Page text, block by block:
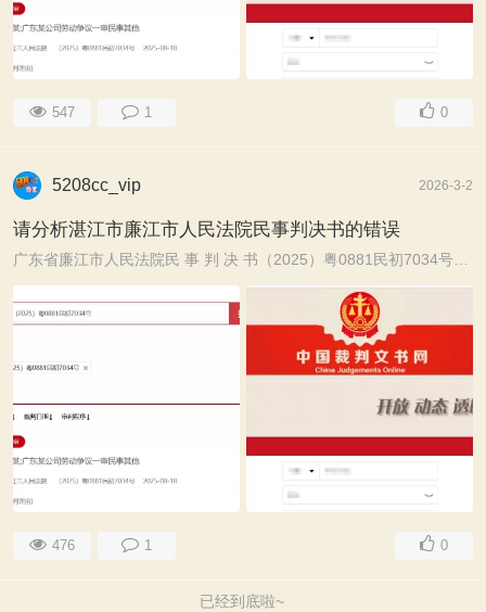
547 1 0
5208cc_vip 2026-3-2
请分析湛江市廉江市人民法院民事判决书的错误
476 1 0
已经到底啦~